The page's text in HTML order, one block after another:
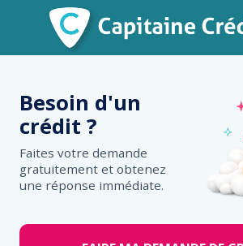
Besoin d'un
crédit ?
Faites votre demande
gratuitement et obtenez
une réponse immédiate.